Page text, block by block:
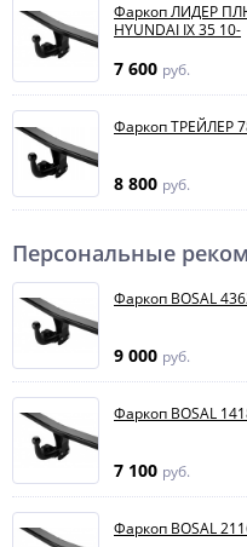
Фаркоп ЛИДЕР
HYUNDAI IX 35 10-
7 600 руб.
Фаркоп ТРЕЙЛЕР
8 800 руб.
Персональные
Фаркоп BOSAL
9 000 руб.
Фаркоп BOSAL
7 100 руб.
Фаркоп BOSAL